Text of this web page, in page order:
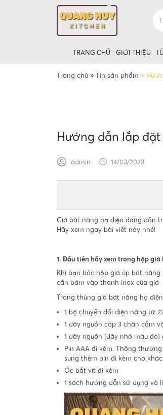
TRANG CHỦ GIỚI THIỆU
Trang chủ Tin sản phẩm
Hướng dẫn lắp
admin 14/03/2023
Giá bát nâng hạ điện đang dần
Hãy xem ngay bài viết này nhé!
1. Đầu tiên hãy xem trong hộp
Khi bạn bóc hộp giá úp bát
cần bám vào thanh inox của giá
Trong thùng giá bát nâng hạ
1 bộ chuyển đổi điện năng từ
1 dây nguồn cấp 3 chân cắm
1 dây nguồn (dây nhỏ màu
Pin AAA đi kèm. Thông
sung thêm pin đi kèm cho
Ốc bắt vít đi kèm
1 sách hướng dẫn sử dụng và